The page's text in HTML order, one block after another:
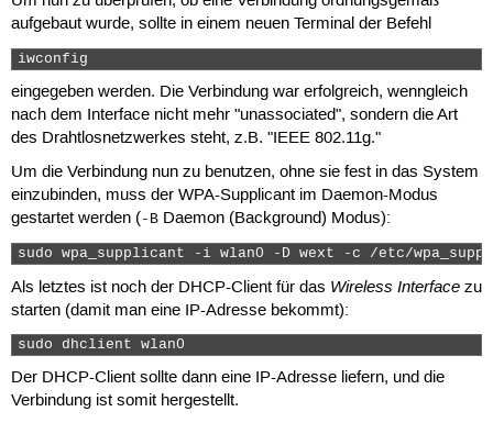
aufgebaut wurde, sollte in einem neuen Terminal der Befehl
iwconfig
eingegeben werden. Die Verbindung war erfolgreich, wenngleich
nach dem Interface nicht mehr "unassociated", sondern die Art
des Drahtlosnetzwerkes steht, z.B. "IEEE 802.11g."
Um die Verbindung nun zu benutzen, ohne sie fest in das System
einzubinden, muss der WPA-Supplicant im Daemon-Modus
gestartet werden (-BDaemon (Background) Modus):
sudo wpa_supplicant -i wlan0 -D wext -c /etc/
Als letztes ist noch der DHCP-Client für das Wireless Interfacezu
starten (damit man eine IP-Adresse bekommt):
sudo dhclient wlan0
Der DHCP-Client sollte dann eine IP-Adresse liefern, und die
Verbindung ist somit hergestellt.